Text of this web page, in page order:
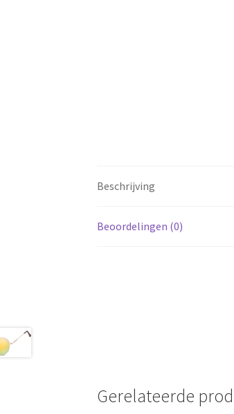
Beschrijving
Beoordelingen (0)
Gerelateerde